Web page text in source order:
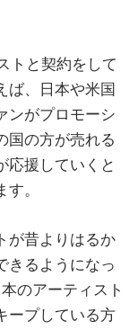
トと契約をして
ば、日本や米国
ンがプロモーシ
国の方が売れる
応援していくと
。
が昔よりはるか
きるようになっ
のアーティスト
ープしている方